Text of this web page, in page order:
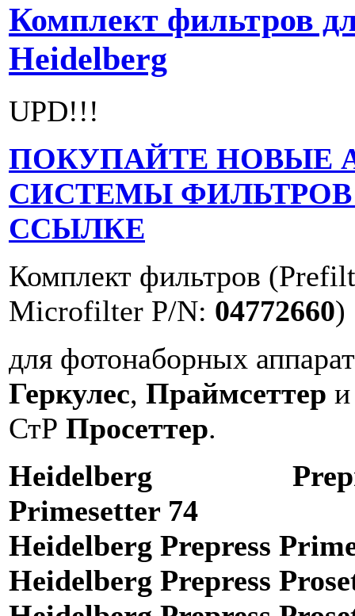
Комплект фильтров
Heidelberg
UPD!!!
ПОКУПАЙТЕ НОВЫЕ
СИСТЕМЫ
ССЫЛКЕ
Комплект фильтров
Microfilter P/N: 04772660)
для фотонаборных
Геркулес, Праймсеттер и
СтР Просеттер.
Heidelberg
Primesetter 74
Heidelberg Prepress
Heidelberg Prepress